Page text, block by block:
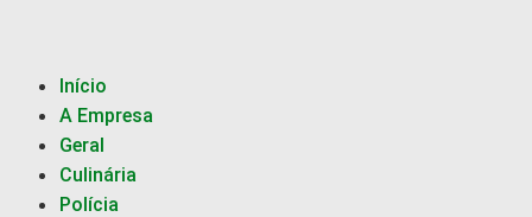
Início
A Empresa
Geral
Culinária
Polícia